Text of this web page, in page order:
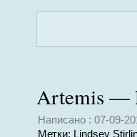
Artemis —
Написано : 07-09-
Метки: Lindsey